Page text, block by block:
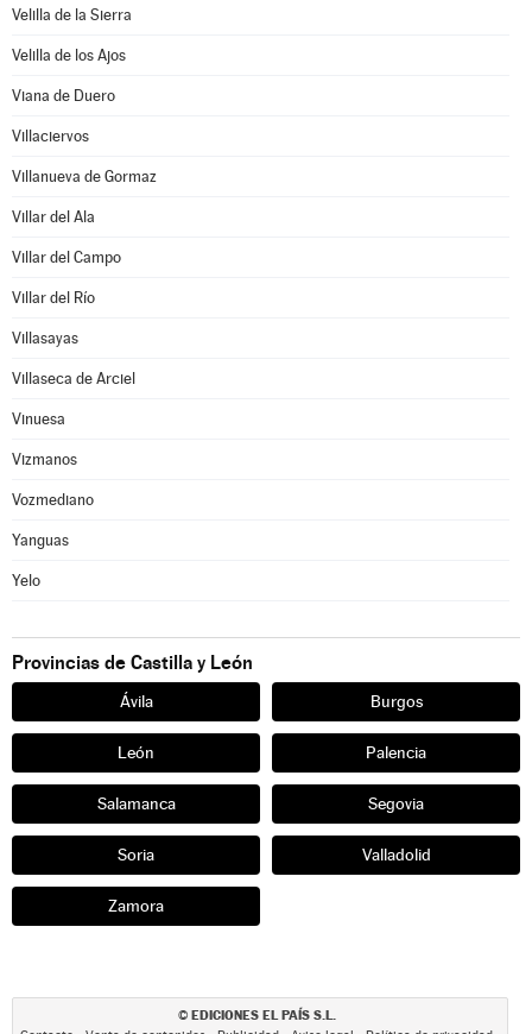
Velilla de la Sierra
Velilla de los Ajos
Viana de Duero
Villaciervos
Villanueva de Gormaz
Villar del Ala
Villar del Campo
Villar del Río
Villasayas
Villaseca de Arciel
Vinuesa
Vizmanos
Vozmediano
Yanguas
Yelo
Provincias de Castilla y León
Ávila Burgos
León Palencia
Salamanca Segovia
Soria Valladolid
Zamora
© EDICIONES EL PAÍS S.L.